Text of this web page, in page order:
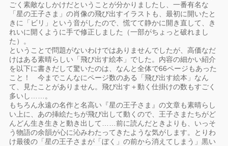
ごく素敵なしかけだということが分かりましたし、一番有名な
「星の王子さま」の肖像の飛び出すイラストも、最初に開いたと
きに「ビリ」という音がしたので、慌てて静かに開き直して、き
れいに開くように手で修正しました（一部がちょっと破れまし
た）。
ということで問題がないわけではありませんでしたが、高価なだ
けはある素晴らしい「飛び出す絵本」でした。内容の細かい紹介
を以下に書きだして驚いたのは、なんと全体で66ページもあった
こと！ 今までこんなにページ数のある「飛び出す絵本」なん
て、見たことがありません。飛び出す＋動く仕掛けの数もすごく
多いし……。
もちろん永遠の名作と名高い『星の王子さま』の文章も素晴らし
い上に、あの挿絵たちが飛び出して動くので、王子さまたちがど
んどん生き生きと動き出して……前に読んだときよりも、いっそ
う物語の余韻が心に沁みわたってきたような気がします。とりわ
け最後の「星の王子さまが「ぼく」の前から消えてしまう」黒い